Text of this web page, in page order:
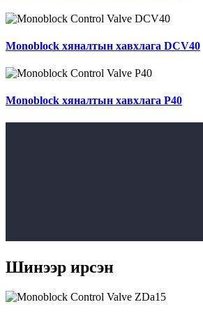
Monoblock хяналтын хавхлага DCV40
Monoblock хяналтын хавхлага P40
Шинээр ирсэн